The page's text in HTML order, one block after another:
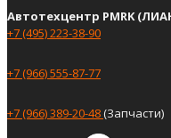
Автотехцентр PMRK
+7 (495) 223-38-90
+7 (966) 555-87-77
+7 (966) 389-20-48(Запчасти)